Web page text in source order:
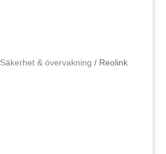
Säkerhet & övervakning / Reolink